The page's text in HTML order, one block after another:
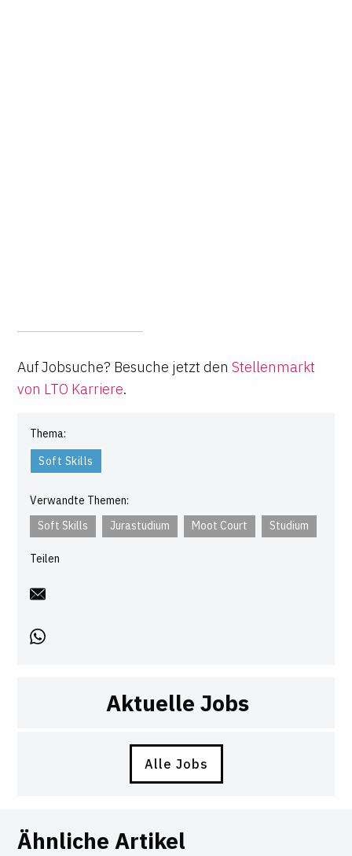
Auf Jobsuche? Besuche jetzt den Stellenmarkt
von LTO Karriere.
Thema:
Soft Skills
Verwandte Themen:
Soft Skills
Jurastudium Moot Court Studium
Teilen
Aktuelle Jobs
Alle Jobs
Ähnliche Artikel